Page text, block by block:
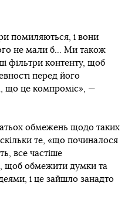
помиляються, і вони
не мали б... Ми також
фільтри контенту, щоб
перед його
що це компроміс», —
обмежень щодо таких
те, «що починалося
все частіше
щоб обмежити думки та
і це зайшло занадто